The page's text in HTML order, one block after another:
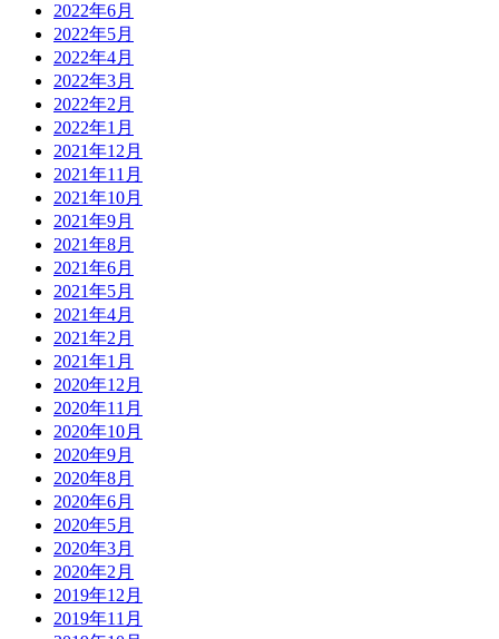
2022年6月
2022年5月
2022年4月
2022年3月
2022年2月
2022年1月
2021年12月
2021年11月
2021年10月
2021年9月
2021年8月
2021年6月
2021年5月
2021年4月
2021年2月
2021年1月
2020年12月
2020年11月
2020年10月
2020年9月
2020年8月
2020年6月
2020年5月
2020年3月
2020年2月
2019年12月
2019年11月